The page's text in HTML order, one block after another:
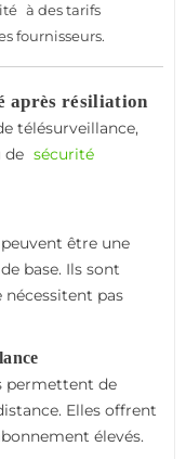
à des tarifs
fournisseurs.
après résiliation
télésurveillance,
de sécurité
peuvent être une
de base. Ils sont
pas
permettent de
Elles offrent
élevés.